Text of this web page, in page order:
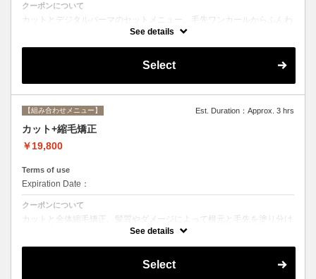
クーポンについて
カットとデジタルパーマのセットメニュー。毛先ワンカールからふんわ
りルーズなカールまで大きめしっかりカール♪シャンプー・ブロー込
See details
Select
【組み合わせメニュー】 Est. Duration：Approx. 3 hrs
カット+縮毛矯正
￥19,800
Terms of use
Expiration Date：
クーポンについて
カットと全体縮毛矯正。髪質やダメージによって根元と毛先を塗り分け
ます。シャンプー、ブロー込み。必要に応じて前処理トリートメント無
See details
Select